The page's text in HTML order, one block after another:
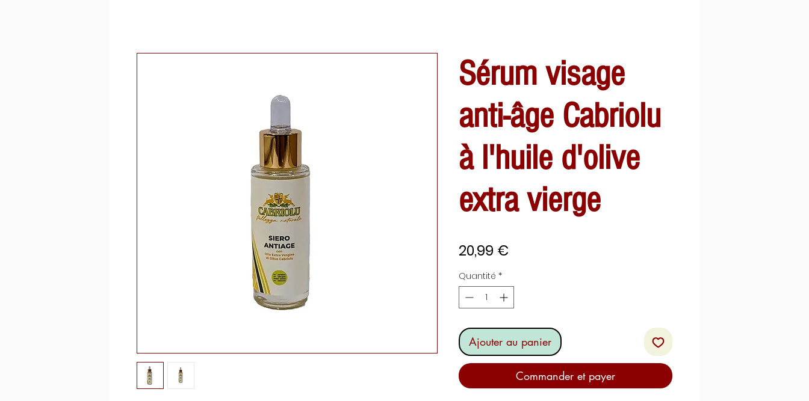
Sérum visage
anti-âge Cabriolu
à l'huile d'olive
extra vierge
20,99 €
Quantité *
Ajouter au panier
Commander et payer